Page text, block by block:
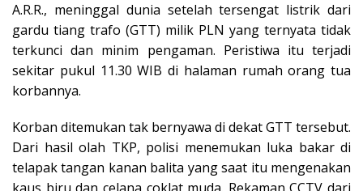
A.R.R., meninggal dunia setelah tersengat listrik dari
gardu tiang trafo (GTT) milik PLN yang ternyata tidak
terkunci dan minim pengaman. Peristiwa itu terjadi
sekitar pukul 11.30 WIB di halaman rumah orang tua
korbannya.
Korban ditemukan tak bernyawa di dekat GTT tersebut.
Dari hasil olah TKP, polisi menemukan luka bakar di
telapak tangan kanan balita yang saat itu mengenakan